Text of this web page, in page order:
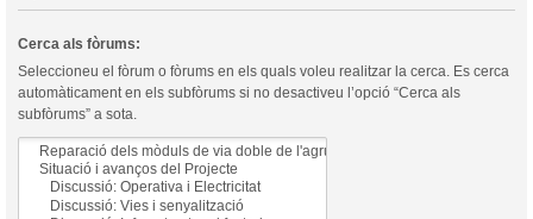
Cerca als fòrums:
Seleccioneu el fòrum o fòrums en els quals voleu realitzar la cerca. Es cerca
automàticament en els subfòrums si no desactiveu l’opció “Cerca als
subfòrums” a sota.